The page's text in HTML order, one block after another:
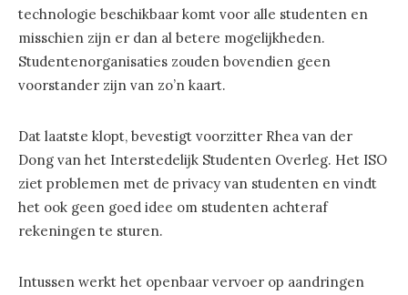
technologie beschikbaar komt voor alle studenten en
misschien zijn er dan al betere mogelijkheden.
Studentenorganisaties zouden bovendien geen
voorstander zijn van zo’n kaart.
Dat laatste klopt, bevestigt voorzitter Rhea van der
Dong van het Interstedelijk Studenten Overleg. Het ISO
ziet problemen met de privacy van studenten en vindt
het ook geen goed idee om studenten achteraf
rekeningen te sturen.
Intussen werkt het openbaar vervoer op aandringen